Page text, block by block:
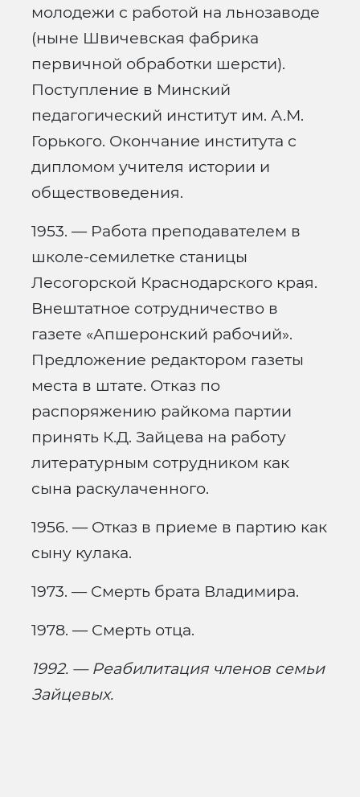
молодежи с работой на льнозаводе
(ныне Швичевская фабрика
первичной обработки шерсти).
Поступление в Минский
педагогический институт им. А.М.
Горького. Окончание института с
дипломом учителя истории и
обществоведения.
1953. — Работа преподавателем в
школе-семилетке станицы
Лесогорской Краснодарского края.
Внештатное сотрудничество в
газете «Апшеронский рабочий».
Предложение редактором газеты
места в штате. Отказ по
распоряжению райкома партии
принять К.Д. Зайцева на работу
литературным сотрудником как
сына раскулаченного.
1956. — Отказ в приеме в партию как
сыну кулака.
1973. — Смерть брата Владимира.
1978. — Смерть отца.
1992. — Реабилитация членов семьи
Зайцевых.